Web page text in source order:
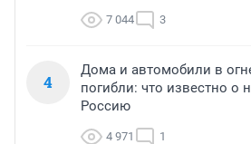
7 044 3
4
Дома и автомобили в
погибли: что известно о
Россию
4 971 1